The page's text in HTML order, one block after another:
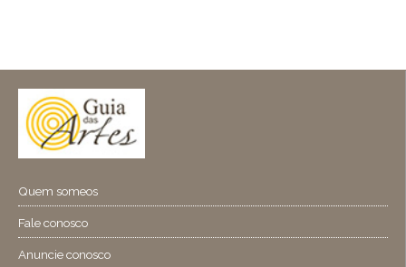
Quem someos
Fale conosco
Anuncie conosco